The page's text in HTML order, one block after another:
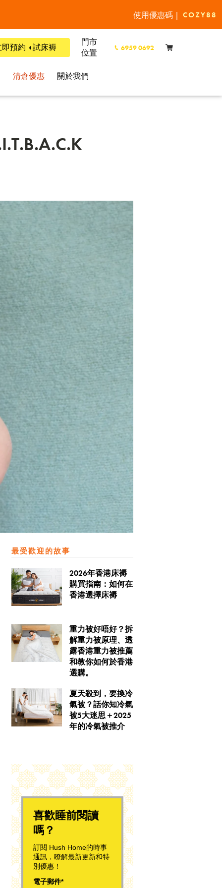
使用優惠碼 | COZY88
即預約 ◖試床褥
門市
位置
6959 0692
清倉優惠 關於我們
最受歡迎的故事
2026年香港床褥
購買指南：如何在
香港選擇床褥
重力被好唔好？拆
解重力被原理、透
露香港重力被推薦
和教你如何於香港
選購。
夏天殺到，要換冷
氣被？話你知冷氣
被5大迷思＋2025
年的冷氣被推介
喜歡睡前閱讀
嗎？
訂閱 Hush Home的時事
通訊，瞭解最新更新和特
別優惠！
電子郵件*